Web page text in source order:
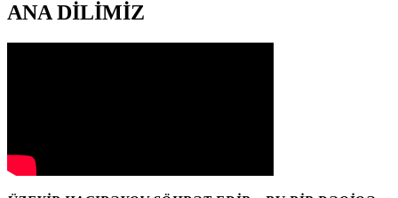
ANA DİLİMİZ